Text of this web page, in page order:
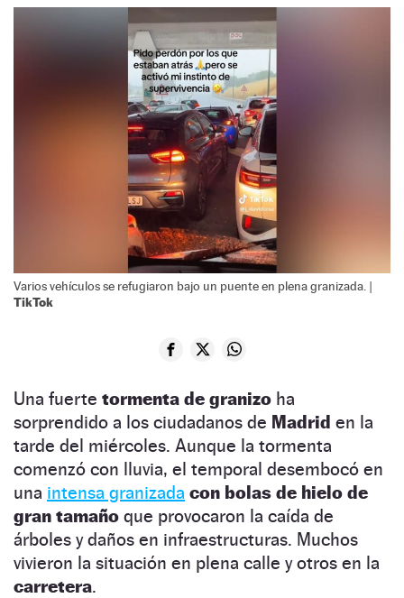
Varios vehículos se refugiaron bajo un puente en plena granizada. |
TikTok
Una fuerte tormenta de granizo ha
sorprendido a los ciudadanos de Madrid en la
tarde del miércoles. Aunque la tormenta
comenzó con lluvia, el temporal desembocó en
una intensa granizada con bolas de hielo de
gran tamaño que provocaron la caída de
árboles y daños en infraestructuras. Muchos
vivieron la situación en plena calle y otros en la
carretera.